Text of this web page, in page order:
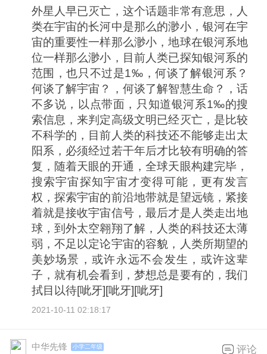
外星人早已灭亡，这个话题非常有意思，人
类在宇宙的长河中是那么的渺小，银河在宇
宙的重要性一样那么渺小，地球在银河系地
位一样那么渺小，目前人类已探知银河系的
范围，也只不过是1‰，何谈了解银河系？
何谈了解宇宙？，何谈了解智慧生命？，话
不多说，以点带面，只知道银河系1‰的搜
索信息，来判定高级文明已经灭亡，是比较
不科学的，目前人类的科技还不能够走出太
阳系，必须经过若干年后才比较有明确的答
复，随着天眼的开通，全球天眼构建完毕，
搜索宇宙探知宇宙才变得可能，更有发言
权，探索宇宙的前沿地带就是望远镜，紧接
着就是接收宇宙信号，最后才是人类走出地
球，到外太空翱翔了解，人类的科技还太薄
弱，不足以定论宇宙的容貌，人类所期望的
美妙场景，或许永远不会发生，或许这辈
子，就有机会看到，梦想总是要有的，我们
拭目以待[呲牙][呲牙][呲牙]
2021-10-11 02:18:17
中华先锋 小学二年级 评论